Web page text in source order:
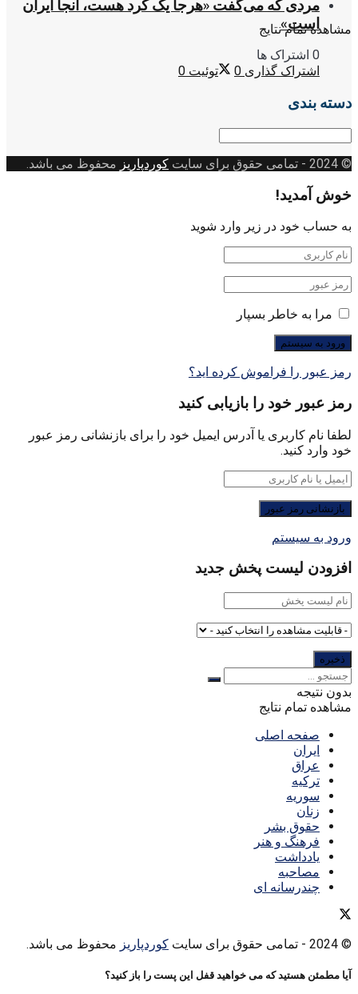
مشاهده تمام نتایج
مردی که می‌گفت «هرجا یک کُرد هست، آنجا ایران
است»
0 اشتراک ها
اشتراک گذاری 0 توئیت 0
دسته بندی
دسته
© 2024
- تمامی حقوق برای سایت کوردپاریز محفوظ می باشد.
خوش آمدید!
به حساب خود در زیر وارد شوید
مرا به خاطر بسپار
رمز عبور را فراموش کرده اید؟
رمز عبور خود را بازیابی کنید
لطفا نام کاربری یا آدرس ایمیل خود را برای بازنشانی رمز عبور
خود وارد کنید.
ورود به سیستم
افزودن لیست پخش جدید
بدون نتیجه
مشاهده تمام نتایج
صفحه اصلی
ایران
عراق
ترکیه
سوریه
زنان
حقوق بشر
فرهنگ و هنر
یادداشت
مصاحبه
چندرسانه ای
© 2024 - تمامی حقوق برای سایت کوردپاریز محفوظ می باشد.
آیا مطمئن هستید که می خواهید قفل این پست را باز کنید؟